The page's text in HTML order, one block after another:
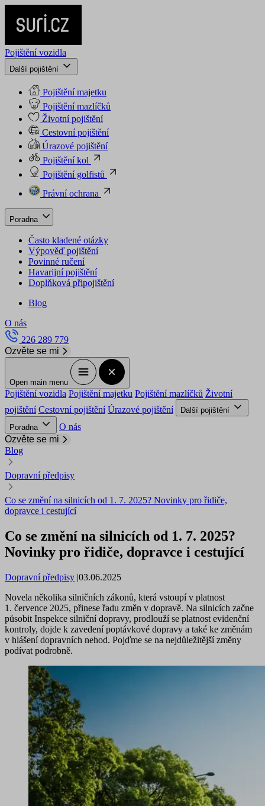
Pojištění vozidla
Další pojištění
Pojištění majetku
Pojištění mazlíčků
Životní pojištění
Cestovní pojištění
Úrazové pojištění
Pojištění kol
Pojištění golfistů
Právní ochrana
Poradna
Často kladené otázky
Výpověď pojištění
Povinné ručení
Havarijní pojištění
Doplňková připojištění
Blog
O nás
226 289 779
Ozvěte se mi
Open main menu
Pojištění vozidla Pojištění majetku Pojištění mazlíčků Životní
pojištění Cestovní pojištění Úrazové pojištění
Další pojištění
Poradna
O nás
Ozvěte se mi
Blog
Dopravní předpisy
Co se změní na silnicích od 1. 7. 2025? Novinky pro řidiče,
dopravce i cestující
Co se změní na silnicích od 1. 7. 2025?
Novinky pro řidiče, dopravce i cestující
Dopravní předpisy |03.06.2025
Novela několika silničních zákonů, která vstoupí v platnost
1. července 2025, přinese řadu změn v dopravě. Na silnicích začne
působit Inspekce silniční dopravy, prodlouží se platnost evidenční
kontroly, dojde k zavedení poptávkové dopravy a také ke změnám
v hlášení dopravních nehod. Pojďme se na nejdůležitější změny
podívat podrobně.